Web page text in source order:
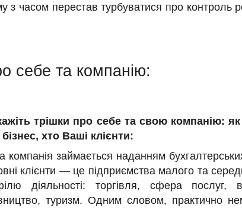
часом перестав турбуватися про контроль
себе та компанію:
трішки про себе та свою компанію:
бізнес, хто Ваші клієнти:
компанія займається наданням
клієнти — це підприємства малого та
діяльності: торгівля, сфера послуг,
туризм. Одним словом, практично